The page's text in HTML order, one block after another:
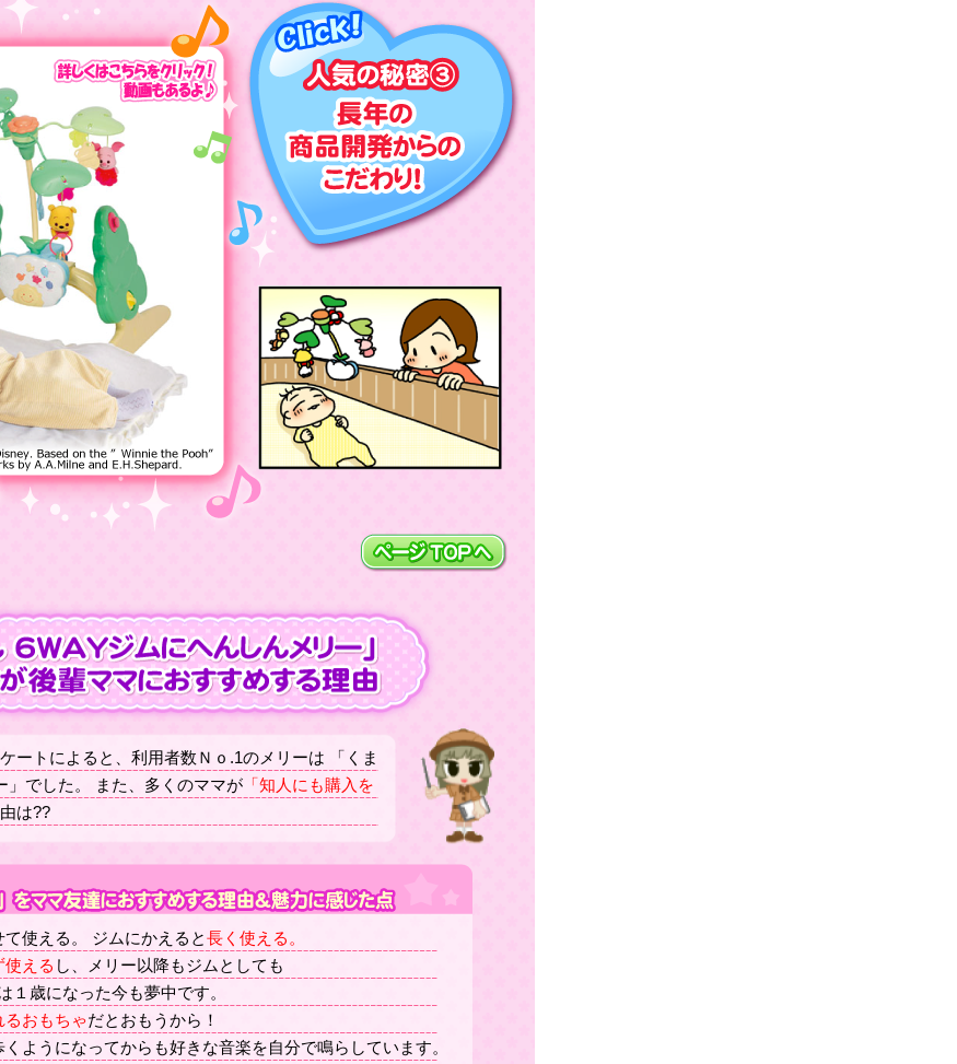
ートによると、利用者数Ｎｏ.1のメリーは 「くま
でした。 また、多くのママが 「知人にも購入を
は??
使える。 ジムにかえると長く使える。
える し、メリー以降もジムとしても
歳になった今も夢中です。
るおもちゃだとおもうから！
くようになってからも好きな音楽を自分で鳴らしています。